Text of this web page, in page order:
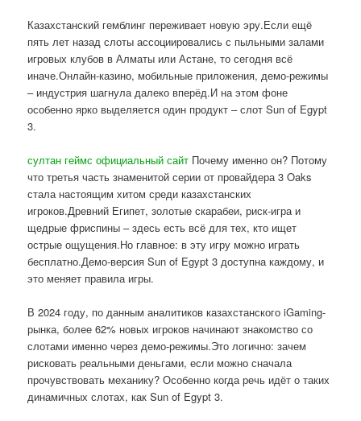
Казахстанский гемблинг переживает новую эру.Если ещё
пять лет назад слоты ассоциировались с пыльными залами
игровых клубов в Алматы или Астане, то сегодня всё
иначе.Онлайн-казино, мобильные приложения, демо-режимы
– индустрия шагнула далеко вперёд.И на этом фоне
особенно ярко выделяется один продукт – слот Sun of Egypt
3.
султан геймс официальный сайт Почему именно он? Потому
что третья часть знаменитой серии от провайдера 3 Oaks
стала настоящим хитом среди казахстанских
игроков.Древний Египет, золотые скарабеи, риск-игра и
щедрые фриспины – здесь есть всё для тех, кто ищет
острые ощущения.Но главное: в эту игру можно играть
бесплатно.Демо-версия Sun of Egypt 3 доступна каждому, и
это меняет правила игры.
В 2024 году, по данным аналитиков казахстанского iGaming-
рынка, более 62% новых игроков начинают знакомство со
слотами именно через демо-режимы.Это логично: зачем
рисковать реальными деньгами, если можно сначала
прочувствовать механику? Особенно когда речь идёт о таких
динамичных слотах, как Sun of Egypt 3.